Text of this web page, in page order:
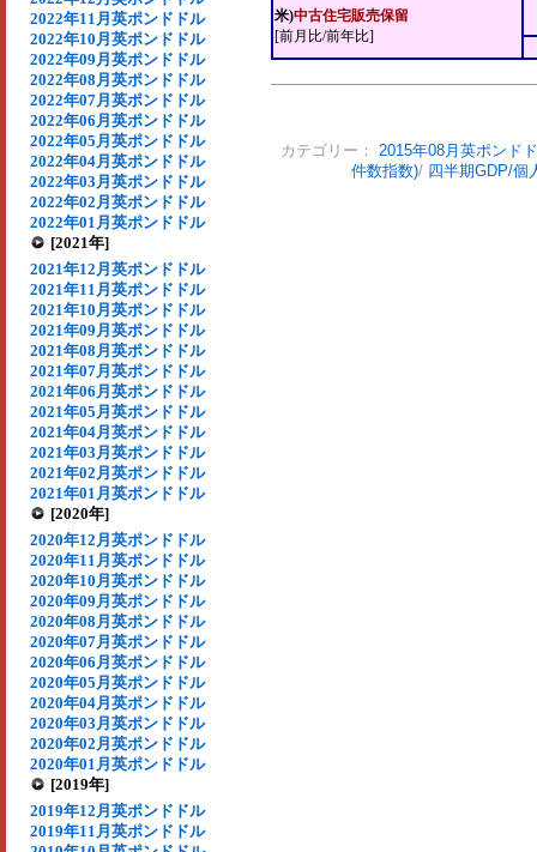
2022年11月英ポンドドル
2022年10月英ポンドドル
2022年09月英ポンドドル
2022年08月英ポンドドル
2022年07月英ポンドドル
2022年06月英ポンドドル
2022年05月英ポンドドル
2022年04月英ポンドドル
2022年03月英ポンドドル
2022年02月英ポンドドル
2022年01月英ポンドドル
[2021年]
2021年12月英ポンドドル
2021年11月英ポンドドル
2021年10月英ポンドドル
2021年09月英ポンドドル
2021年08月英ポンドドル
2021年07月英ポンドドル
2021年06月英ポンドドル
2021年05月英ポンドドル
2021年04月英ポンドドル
2021年03月英ポンドドル
2021年02月英ポンドドル
2021年01月英ポンドドル
[2020年]
2020年12月英ポンドドル
2020年11月英ポンドドル
2020年10月英ポンドドル
2020年09月英ポンドドル
2020年08月英ポンドドル
2020年07月英ポンドドル
2020年06月英ポンドドル
2020年05月英ポンドドル
2020年04月英ポンドドル
2020年03月英ポンドドル
2020年02月英ポンドドル
2020年01月英ポンドドル
[2019年]
2019年12月英ポンドドル
2019年11月英ポンドドル
米)中古住宅販売保留
[前月比/前年比]
カテゴリー： 2015年08月英ポンド
件数指数)/ 四半期GDP/個